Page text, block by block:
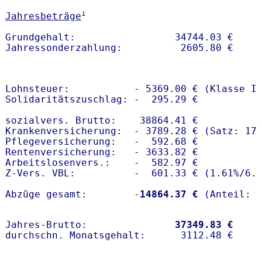
Jahresbeträge1
Grundgehalt:                 34744.03 €
Lohnsteuer:           - 5369.00 € (Klasse I)
Solidaritätszuschlag: -  295.29 €
sozialvers. Brutto:    38864.41 €
Krankenversicherung:  - 3789.28 € (Satz:
Pflegeversicherung:   -  592.68 €
Rentenversicherung:   - 3633.82 €
Arbeitslosenvers.:    -  582.97 €
Z-Vers. VBL:          -  601.33 € ( 1.61%/
Abzüge gesamt:        - 14864.37 €
Jahres-Brutto: 37349.83 €